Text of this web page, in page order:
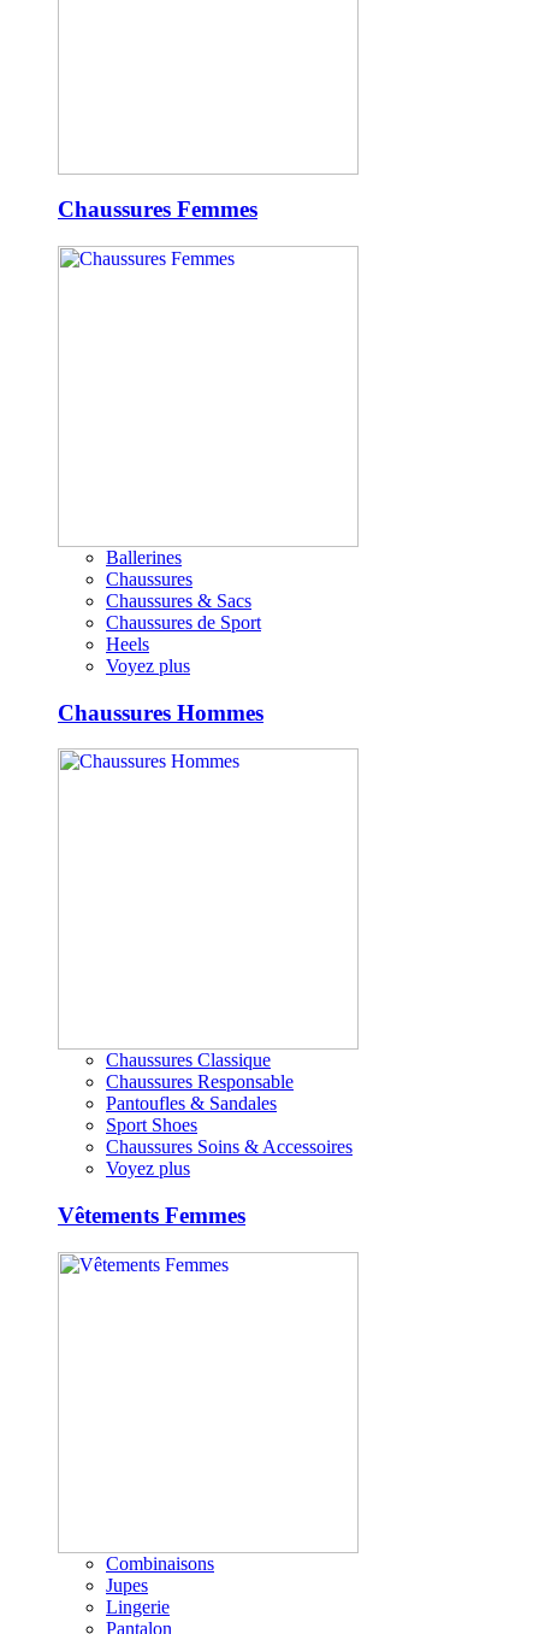
Chaussures Femmes
Ballerines
Chaussures
Chaussures & Sacs
Chaussures de Sport
Heels
Voyez plus
Chaussures Hommes
Chaussures Classique
Chaussures Responsable
Pantoufles & Sandales
Sport Shoes
Chaussures Soins & Accessoires
Voyez plus
Vêtements Femmes
Combinaisons
Jupes
Lingerie
Pantalon